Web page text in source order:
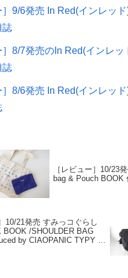
］9/6発売 In Red(インレッ
誌
］8/7発売のIn Red(インレ
誌
］8/6発売 In Red(インレッ
［レビュー］10/23
bag & Pouch BOOK
10/21発売 すみっコぐらし
BOOK /SHOULDER BAG